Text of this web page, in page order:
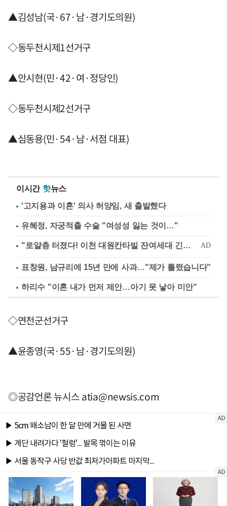
▲김성남(국·67·남·경기도의원)
◇동두천시제1선거구
▲안시현(민·42·여·정당인)
◇동두천시제2선거구
▲심동용(민·54·남·서점 대표)
이시간 핫뉴스
'고지용과 이혼' 의사 허양임, 새 출발했다
유혜정, 자궁적출 수술 "여성성 잃는 것이…"
표창원, 남규리에 15년 만에 사과…"제가 틀렸습니다"
하리수 "이혼 내가 먼저 제안…아기 못 낳아 미안"
◇연천군선거구
▲윤종영(국·55·남·경기도의원)
◎공감언론 뉴시스atia@newsis.com